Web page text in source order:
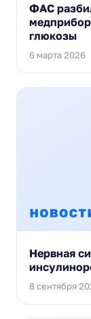
ФАС
глюкозы
6 марта 2026
Нервная
8 сентября